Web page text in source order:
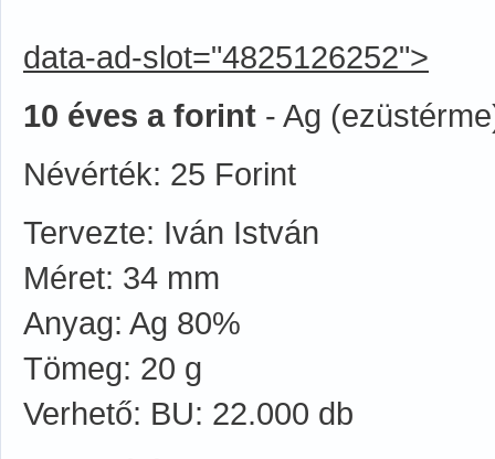
data-ad-slot="4825126252">
10 éves a forint - Ag
Névérték: 25 Forint
Tervezte: Iván István
Méret: 34 mm
Anyag: Ag 80%
Tömeg: 20 g
Verhető: BU: 22.000 db